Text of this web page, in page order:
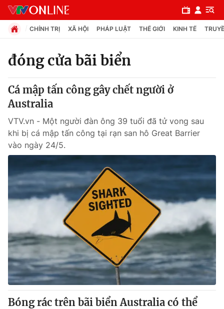
Chuyên mục
Chính trị
Xã hội
Pháp luật
Y tế
Tin tức
Thế giới đó đây
Câu chuyện quốc tế
Kinh tế
Tài chính
Thị trường
Góc doanh nghiệp
Dữ liệu và đời sống
Truyền hình
CHÍNH TRỊ XÃ HỘI PHÁP LUẬT THẾ GIỚI KINH TẾ
đóng cửa bãi biển
Cá mập tấn công gây chết người ở
Australia
VTV.vn - Một người đàn ông 39 tuổi đã tử vong sau
khi bị cá mập tấn công tại rạn san hô Great Barrier
vào ngày 24/5.
Bóng rác trên bãi biển Australia có thể